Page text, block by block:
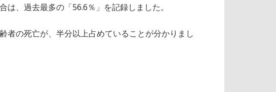
は、過去最多の「56.6％」を記録しました。
者の死亡が、半分以上占めていることが分かりまし